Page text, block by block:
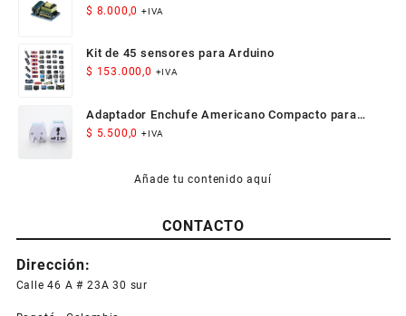
300mA 3.5W
$ 8.000,0 +IVA
Kit de 45 sensores para Arduino
$ 153.000,0 +IVA
Adaptador Enchufe Americano Compacto para
Viaje
$ 5.500,0 +IVA
Añade tu contenido aquí
CONTACTO
Dirección:
Calle 46 A # 23A 30 sur